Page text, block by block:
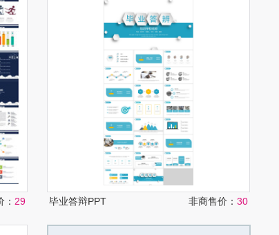
29 毕业答辩PPT 非商售价： 30